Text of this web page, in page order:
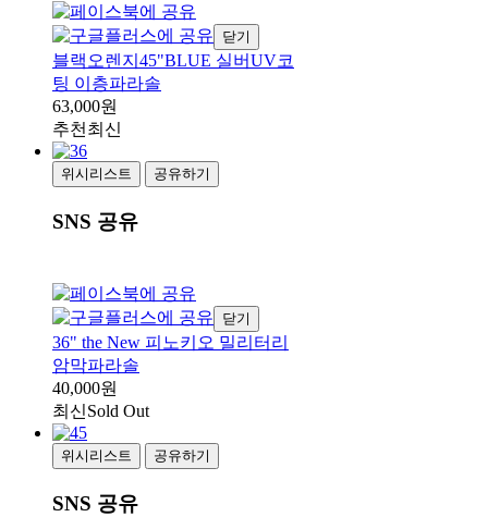
닫기
블랙오렌지45"BLUE 실버UV코
팅 이층파라솔
63,000원
추천 최신
위시리스트 공유하기
SNS 공유
닫기
36" the New 피노키오 밀리터리
암막파라솔
40,000원
최신Sold Out
위시리스트 공유하기
SNS 공유